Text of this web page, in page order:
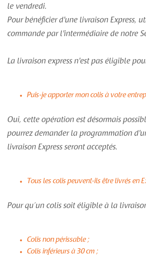
le vendredi.
Pour bénéficier d'une livraison Express,
commande par l'intermédiaire de notre
La livraison express n'est pas éligible
Puis-je apporter mon colis à votre
Oui, cette opération est désormais
pourrez demander la programmation
livraison Express seront acceptés.
Tous les colis peuvent-ils être livrés en
Pour qu’un colis soit éligible à la
Colis non périssable ;
Colis inférieurs à 30 cm ;